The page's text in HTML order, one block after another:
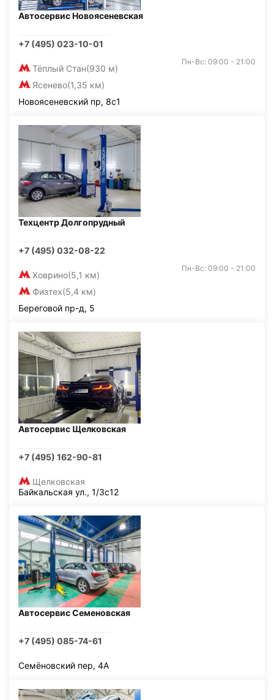
Автосервис Новоясеневская
+7 (495) 023-10-01
Тёплый Стан(930 м)
Ясенево(1,35 км)
Пн-Вс: 09:00 - 21:00
Новоясеневский пр, 8с1
Техцентр Долгопрудный
+7 (495) 032-08-22
Ховрино(5,1 км)
Физтех(5,4 км)
Пн-Вс: 09:00 - 21:00
Береговой пр-д, 5
Автосервис Щелковская
+7 (495) 162-90-81
Щелковская
Байкальская ул., 1/3с12
Автосервис Семеновская
+7 (495) 085-74-61
Семёновский пер, 4А